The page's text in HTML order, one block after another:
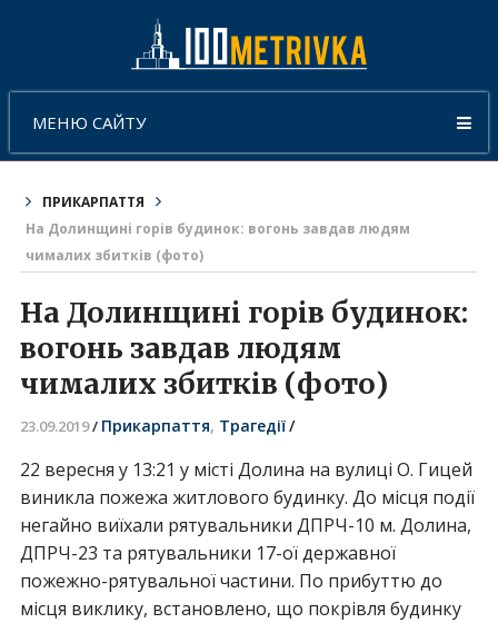
МЕНЮ САЙТУ
ПРИКАРПАТТЯ
На Долинщині горів будинок: вогонь завдав людям
чималих збитків (фото)
На Долинщині горів будинок:
вогонь завдав людям
чималих збитків (фото)
23.09.2019/ Прикарпаття, Трагедії/
22 вересня у 13:21 у місті Долина на вулиці О. Гицей
виникла пожежа житлового будинку. До місця події
негайно виїхали рятувальники ДПРЧ-10 м. Долина,
ДПРЧ-23 та рятувальники 17-ої державної
пожежно-рятувальної частини. По прибуттю до
місця виклику, встановлено, що покрівля будинку